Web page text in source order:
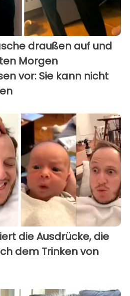
draußen auf und
Morgen
vor: Sie kann nicht
die Ausdrücke, die
dem Trinken von